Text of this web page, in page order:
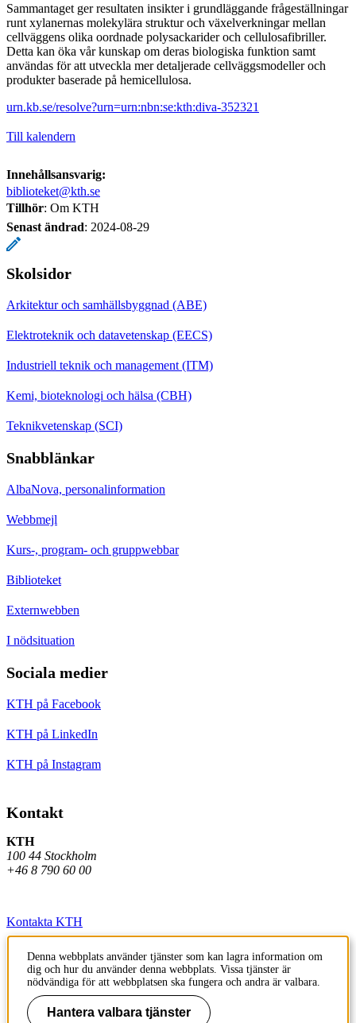
Sammantaget ger resultaten insikter i grundläggande frågeställningar
runt xylanernas molekylära struktur och växelverkningar mellan
cellväggens olika oordnade polysackarider och cellulosafibriller.
Detta kan öka vår kunskap om deras biologiska funktion samt
användas för att utveckla mer detaljerade cellväggsmodeller och
produkter baserade på hemicellulosa.
urn.kb.se/resolve?urn=urn:nbn:se:kth:diva-352321
Till kalendern
Innehållsansvarig:
biblioteket@kth.se
Tillhör: Om KTH
Senast ändrad: 2024-08-29
Skolsidor
Arkitektur och samhällsbyggnad (ABE)
Elektroteknik och datavetenskap (EECS)
Industriell teknik och management (ITM)
Kemi, bioteknologi och hälsa (CBH)
Teknikvetenskap (SCI)
Snabblänkar
AlbaNova, personalinformation
Webbmejl
Kurs-, program- och gruppwebbar
Biblioteket
Externwebben
I nödsituation
Sociala medier
KTH på Facebook
KTH på LinkedIn
KTH på Instagram
Kontakt
KTH
100 44 Stockholm
+46 8 790 60 00
Kontakta KTH
Jobba på KTH
Press och media
Faktura och betalning KTH
Denna webbplats använder tjänster som kan lagra information om
dig och hur du använder denna webbplats. Vissa tjänster är
nödvändiga för att webbplatsen ska fungera och andra är valbara.
Hantera valbara tjänster